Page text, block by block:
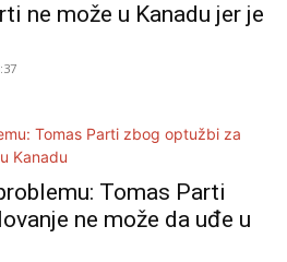
ne može u Kanadu jer je
Tomas Parti
ne može da uđe u